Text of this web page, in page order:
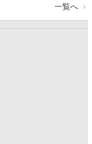
一覧へ